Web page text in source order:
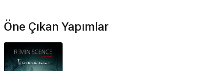
Öne Çıkan Yapımlar